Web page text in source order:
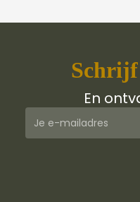
Schrijf
En